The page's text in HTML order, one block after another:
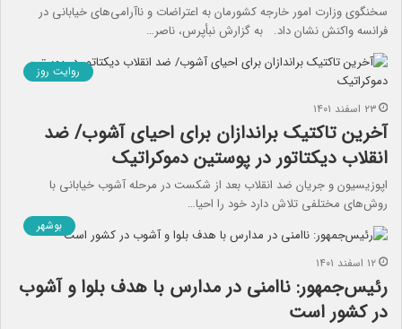
سخنگوی وزارت امور خارجه کشورمان به اعتراضات و ناآرامی‌های خیابانی در
فرانسه واکنش نشان داد. به گزارش نبأپرس، ناصر…
روایت روز
۲۳ اسفند ۱۴۰۱
آخرین تاکتیک براندازان برای احیای آشوب/ ضد
انقلاب دیکتاتور در پوستین دموکراتیک
اپوزیسیون و جریان ضد انقلاب بعد از شکست در مرحله آشوب خیابانی با
روش‌های مختلفی تلاش دارد خود را احیا…
بوشهر
۱۲ اسفند ۱۴۰۱
رئیس‌جمهور: ناامنی در مدارس با هدف بلوا و آشوب
در کشور است